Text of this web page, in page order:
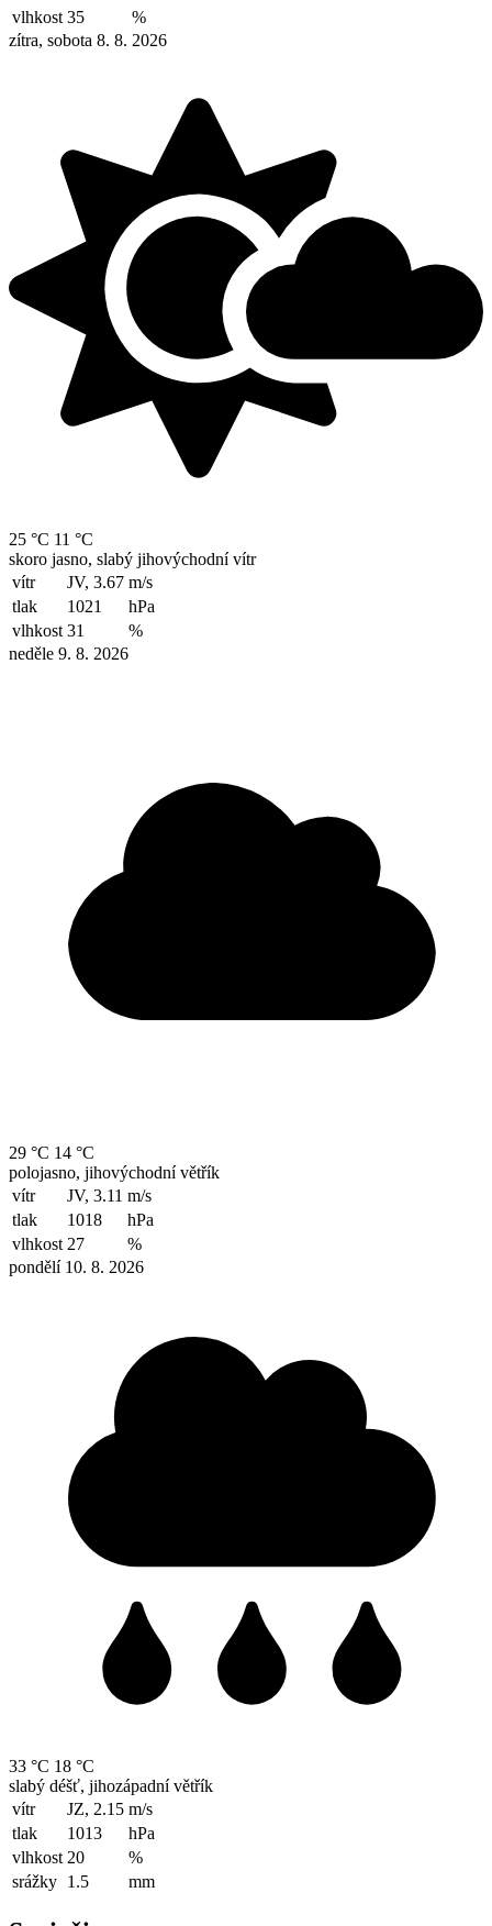
vlhkost 35
%
zítra, sobota 8. 8. 2026
25 °C 11 °C
skoro jasno, slabý jihovýchodní vítr
vítr
JV, 3.67 m/s
tlak
1021
hPa
vlhkost 31
%
neděle 9. 8. 2026
29 °C 14 °C
polojasno, jihovýchodní větřík
vítr
JV, 3.11 m/s
tlak
1018
hPa
vlhkost 27
%
pondělí 10. 8. 2026
33 °C 18 °C
slabý déšť, jihozápadní větřík
vítr
JZ, 2.15 m/s
tlak
1013
hPa
vlhkost 20
%
srážky 1.5 mm